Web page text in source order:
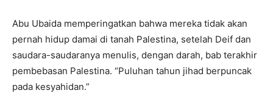
Abu Ubaida memperingatkan bahwa mereka tidak akan
pernah hidup damai di tanah Palestina, setelah Deif dan
saudara-saudaranya menulis, dengan darah, bab terakhir
pembebasan Palestina. “Puluhan tahun jihad berpuncak
pada kesyahidan.”